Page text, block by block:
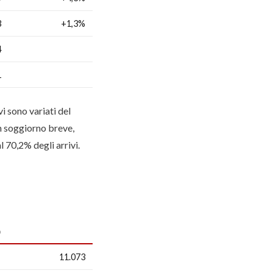
+1,3%
sono variati del
soggiorno breve,
70,2% degli arrivi.
11.073